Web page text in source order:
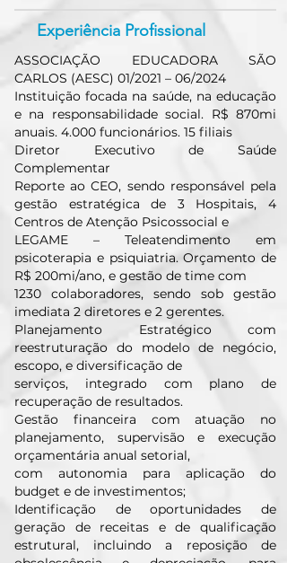
Experiência Profissional
ASSOCIAÇÃO EDUCADORA SÃO
CARLOS (AESC) 01/2021 – 06/2024
Instituição focada na saúde, na educação
e na responsabilidade social. R$ 870mi
anuais. 4.000 funcionários. 15 filiais
Diretor Executivo de Saúde
Complementar
Reporte ao CEO, sendo responsável pela
gestão estratégica de 3 Hospitais, 4
Centros de Atenção Psicossocial e
LEGAME – Teleatendimento em
psicoterapia e psiquiatria. Orçamento de
R$ 200mi/ano, e gestão de time com
1230 colaboradores, sendo sob gestão
imediata 2 diretores e 2 gerentes.
Planejamento Estratégico com
reestruturação do modelo de negócio,
escopo, e diversificação de
serviços, integrado com plano de
recuperação de resultados.
Gestão financeira com atuação no
planejamento, supervisão e execução
orçamentária anual setorial,
com autonomia para aplicação do
budget e de investimentos;
Identificação de oportunidades de
geração de receitas e de qualificação
estrutural, incluindo a reposição de